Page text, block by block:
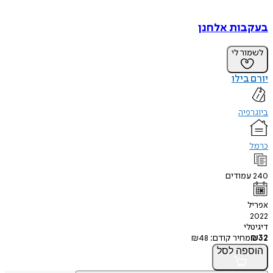
בעקבות אלחנן
לשמור לי
יורם בילו
ביוגרפיה
כרמל
240עמודים
אפריל
2022
דיגיטלי
₪32 מחיר קודם: ₪48
הוספה לסל